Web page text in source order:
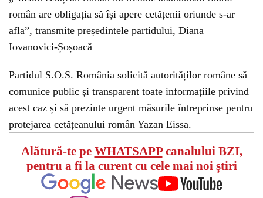
român are obligația să își apere cetățenii oriunde s-ar
afla”, transmite președintele partidului, Diana
Iovanovici-Șoșoacă
Partidul S.O.S. România solicită autorităților române să
comunice public și transparent toate informațiile privind
acest caz și să prezinte urgent măsurile întreprinse pentru
protejarea cetățeanului român Yazan Eissa.
Alătură-te pe WHATSAPPcanalului BZI,
pentru a fi la curent cu cele mai noi știri